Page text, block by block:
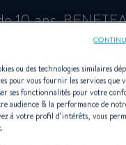
10 ans,
en Europe à
Performance
ou des technologies similaires
pour vous fournir les services que
ses fonctionnalités pour votre
audience & la performance de
à votre profil d’intérêts, vous